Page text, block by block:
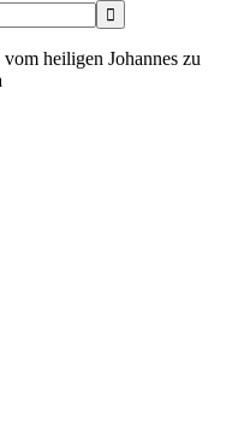
heiligen Johannes zu